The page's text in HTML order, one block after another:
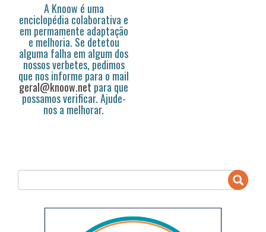
A Knoow é uma
enciclopédia colaborativa e
em permamente adaptação
e melhoria. Se detetou
alguma falha em algum dos
nossos verbetes, pedimos
que nos informe para o mail
geral@knoow.net para que
possamos verificar. Ajude-
nos a melhorar.